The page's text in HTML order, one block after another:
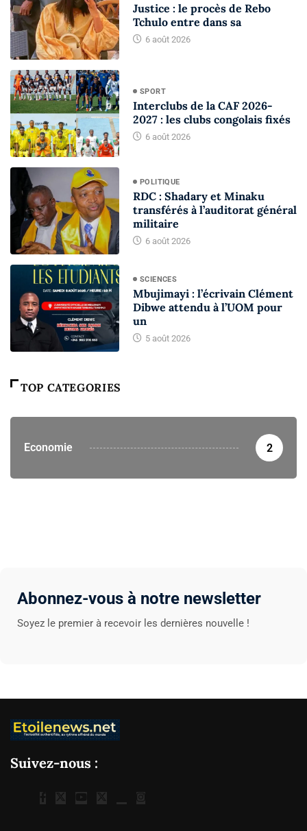
Justice : le procès de Rebo
Tchulo entre dans sa
6 août 2026
SPORT
Interclubs de la CAF 2026-
2027 : les clubs congolais fixés
6 août 2026
POLITIQUE
RDC : Shadary et Minaku
transférés à l’auditorat général
militaire
6 août 2026
SCIENCES
Mbujimayi : l’écrivain Clément
Dibwe attendu à l’UOM pour
un
5 août 2026
TOP CATEGORIES
Economie 2
Abonnez-vous à notre newsletter
Soyez le premier à recevoir les dernières nouvelle !
Suivez-nous :